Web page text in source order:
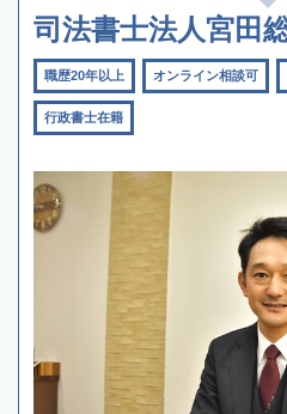
司法書士法人宮田
職歴20年以上 オンライン相談可
行政書士在籍